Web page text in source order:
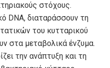
στόχους.
DNA, διαταράσσουν τη
του κυτταρικού
στα μεταβολικά ένζυμα.
την ανάπτυξη και τη